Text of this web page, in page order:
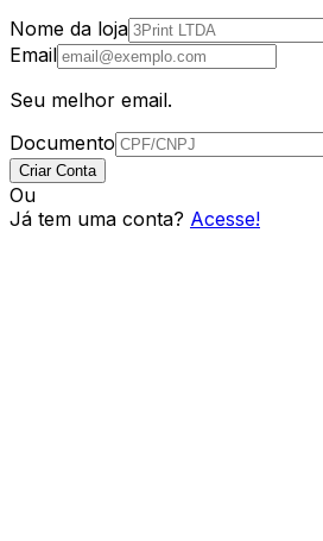
Nome da loja
Email
Seu melhor email.
Documento
Criar Conta
Ou
Já tem uma conta? Acesse!